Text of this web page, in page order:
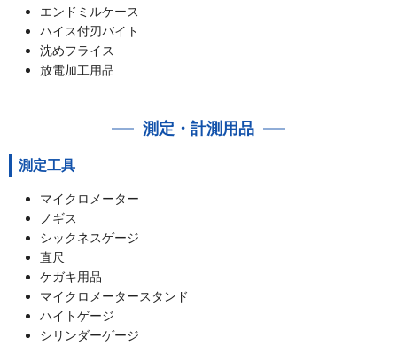
エンドミルケース
ハイス付刃バイト
沈めフライス
放電加工用品
測定・計測用品
測定工具
マイクロメーター
ノギス
シックネスゲージ
直尺
ケガキ用品
マイクロメータースタンド
ハイトゲージ
シリンダーゲージ